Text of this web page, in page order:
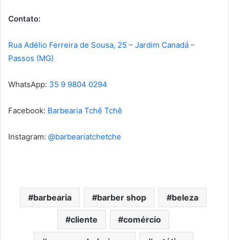
Contato:
Rua Adélio Ferreira de Sousa, 25 – Jardim Canadá –
Passos (MG)
WhatsApp: 35 9 9804 0294
Facebook: Barbearia Tchê Tchê
Instagram: @barbeariatchetche
barbearia barber shop beleza
cliente comércio